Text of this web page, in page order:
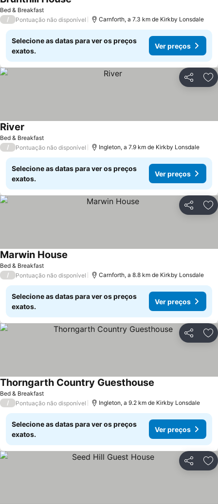
Bed & Breakfast
/ Pontuação não disponível Carnforth, a 7.3 km de Kirkby Lonsdale
Selecione as datas para ver os preços
exatos.
Ver preços
Partilhar
Bed & Breakfast
River
/ Pontuação não disponível Ingleton, a 7.9 km de Kirkby Lonsdale
Selecione as datas para ver os preços
exatos.
Ver preços
Partilhar
Bed & Breakfast
Marwin House
/ Pontuação não disponível Carnforth, a 8.8 km de Kirkby Lonsdale
Selecione as datas para ver os preços
exatos.
Ver preços
Partilhar
Bed & Breakfast
Thorngarth Country Guesthouse
/ Pontuação não disponível Ingleton, a 9.2 km de Kirkby Lonsdale
Selecione as datas para ver os preços
exatos.
Ver preços
Partilhar